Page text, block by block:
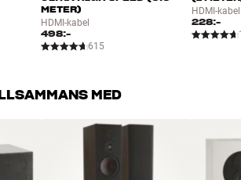
METER)
HDMI-kabel
498:-
615
HDMI-kabel
228:-
MED